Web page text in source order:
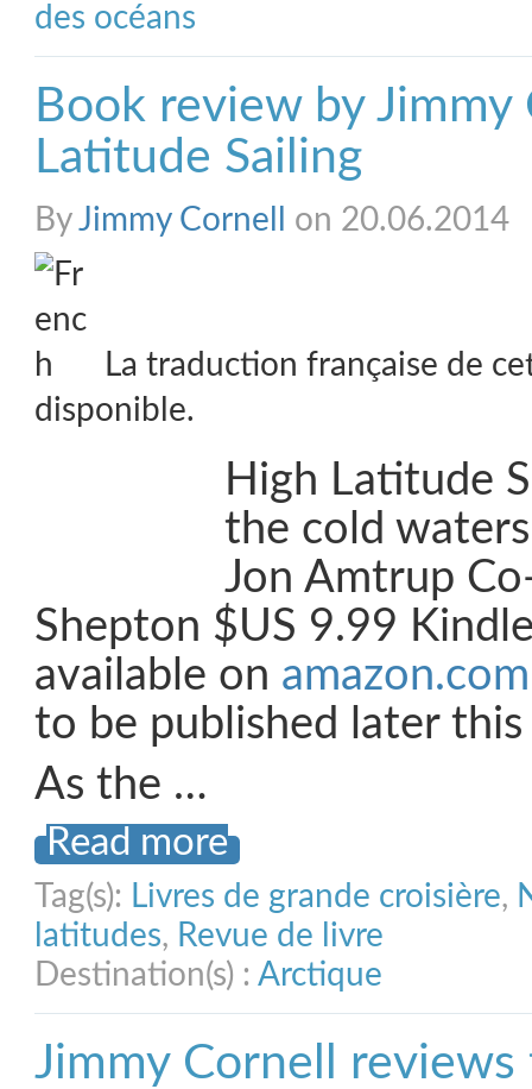
des océans
Book review by
Latitude Sailing
ByJimmy Cornell on 20.06.2014
La traduction française de
disponible.
High Latitude
the cold
Jon Amtrup
Shepton $US 9.99
available on amazon.com
to be published later this
As the …
Read more
Tag(s): Livres de grande croisière,
latitudes, Revue de livre
Destination(s) : Arctique
Jimmy Cornell